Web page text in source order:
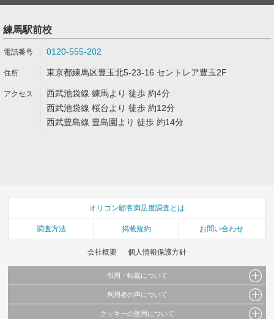
練馬駅前校
0120-555-202
東京都練馬区豊玉北5-23-16 セントレア豊玉2F
西武池袋線 練馬より 徒歩 約4分
西武池袋線 桜台より 徒歩 約12分
西武豊島線 豊島園より 徒歩 約14分
オリコン顧客満足度調査とは
調査方法 掲載規約 お問い合わせ
会社概要 個人情報保護方針
引用・転載について
当サイトで公開されている情報（文字、写真、イラスト、画像データ等）及びこれらの配
利用者の声について
当サイトに掲載している内容はすべてサービスの利用者が提出された見解・感想です。
クッキーの使用について